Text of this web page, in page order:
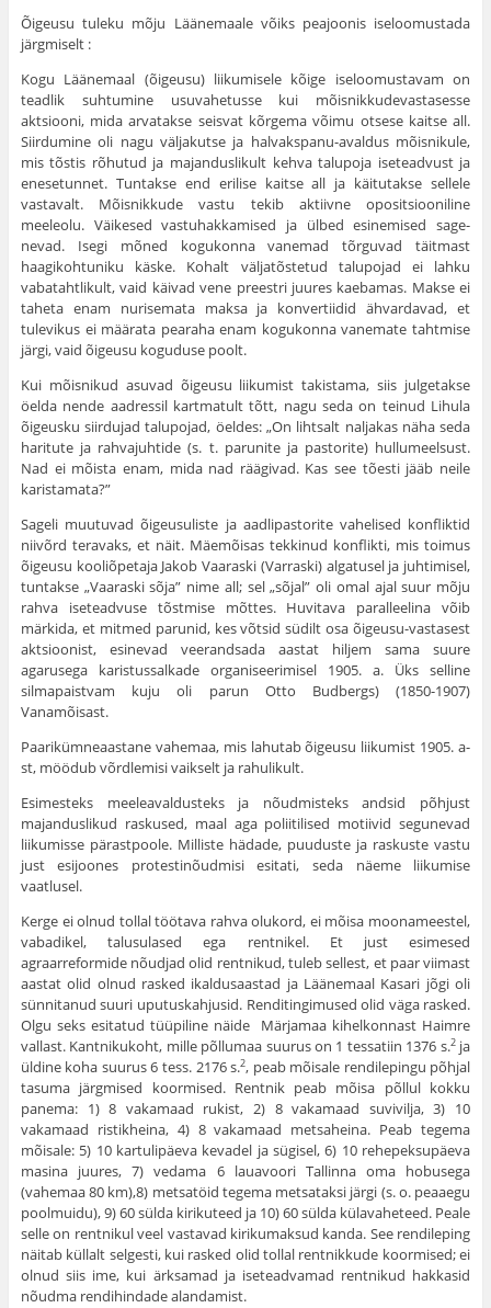
Õigeusu tuleku mõju Läänemaale võiks peajoonis iseloomustada
järg­miselt :
Kogu Läänemaal (õigeusu) liikumisele kõige iseloomustavam on
teadlik suhtumine usuvahetusse kui mõisnikkudevastasesse
aktsiooni, mida ar­vatakse seisvat kõrgema võimu otsese kaitse all.
Siirdumine oli nagu väljakutse ja halvakspanu-avaldus mõisnikule,
mis tõstis rõhutud ja majandus­likult kehva talupoja iseteadvust ja
enesetunnet. Tuntakse end erilise kaitse all ja käitutakse sellele
vastavalt. Mõisnikkude vastu tekib aktiivne opo­sitsiooniline
meeleolu. Väikesed vastuhakkamised ja ülbed esinemised sage­
nevad. Isegi mõned kogukonna vanemad tõrguvad täitmast
haagikohtuniku käske. Kohalt väljatõstetud talupojad ei lahku
vabatahtlikult, vaid käivad vene preestri juures kaebamas. Makse ei
taheta enam nurisemata maksa ja konvertiidid ähvardavad, et
tulevikus ei määrata pearaha enam kogukonna vanemate tahtmise
järgi, vaid õigeusu koguduse poolt.
Kui mõisnikud asuvad õigeusu liikumist takistama, siis julge­takse
öelda nende aadressil kartmatult tõtt, nagu seda on teinud Lihula
õigeusku siirdujad talupojad, öeldes: „On lihtsalt nal­jakas näha seda
haritute ja rahvajuhtide (s. t. parunite ja pasto­rite) hullumeelsust.
Nad ei mõista enam, mida nad räägivad. Kas see tõesti jääb neile
karistamata?”
Sageli muutuvad õigeusuliste ja aadlipastorite vahelised konfliktid
niivõrd teravaks, et näit. Mäemõisas tekkinud konflikti, mis toimus
õigeusu kooliõpetaja Jakob Vaaraski (Varraski) alga­tusel ja juhtimisel,
tuntakse „Vaaraski sõja” nime all; sel „sõjal” oli omal ajal suur mõju
rahva iseteadvuse tõstmise mõttes. Hu­vitava paralleelina võib
märkida, et mitmed parunid, kes võtsid südilt osa õigeusu-vastasest
aktsioonist, esinevad veerandsada aas­tat hiljem sama suure
agarusega karistussalkade organiseerimisel 1905. a. Üks selline
silmapaistvam kuju oli parun Otto Budbergs) (1850-1907)
Vanamõisast.
Paarikümneaastane vahemaa, mis lahutab õigeusu liikumist 1905. a-
st, möödub võrdlemisi vaikselt ja rahulikult.
Esimesteks meeleavaldusteks ja nõudmisteks andsid põhjust
majanduslikud raskused, maal aga poliitilised motiivid segunevad
liikumisse pärastpoole. Milliste hädade, puuduste ja raskuste vastu
just esijoones protestinõudmisi esitati, seda näeme liikumise
vaatlusel.
Kerge ei olnud tollal töötava rahva olukord, ei mõisa moo­nameestel,
vabadikel, talusulased ega rentnikel. Et just esimesed
agraarreformide nõudjad olid rentnikud, tuleb sellest, et paar vii­mast
aastat olid olnud rasked ikaldusaastad ja Läänemaal Kasari jõgi oli
sünnitanud suuri uputuskahjusid. Renditingimused olid väga rasked.
Olgu seks esitatud tüüpiline näide Märjamaa ki­helkonnast Haimre
vallast. Kantnikukoht, mille põllumaa suurus on 1 tessatiin 1376 s.2ja
üldine koha suurus 6 tess. 2176 s.2, peab mõisale rendilepingu põhjal
tasuma järgmised koormised. Rentnik peab mõisa põllul kokku
panema: 1) 8 vakamaad rukist, 2) 8 vakamaad suvivilja, 3) 10
vakamaad ristikheina, 4) 8 vaka­maad metsaheina. Peab tegema
mõisale: 5) 10 kartulipäeva ke­vadel ja sügisel, 6) 10 rehepeksupäeva
masina juures, 7) vedama 6 lauavoori Tallinna oma hobusega
(vahemaa 80 km),8) metsa­töid tegema metsataksi järgi (s. o. peaaegu
poolmuidu), 9) 60 sülda kirikuteed ja 10) 60 sülda külavaheteed. Peale
selle on rentnikul veel vastavad kirikumaksud kanda. See rendileping
näi­tab küllalt selgesti, kui rasked olid tollal rentnikkude koormised; ei
olnud siis ime, kui ärksamad ja iseteadvamad rentnikud hakka­sid
nõudma rendihindade alandamist.